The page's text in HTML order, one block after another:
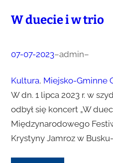
W duecie i w trio
07-07-2023–admin–
Kultura, Miejsko-Gminne
W dn. 1 lipca 2023 r. w
odbył się koncert „W
Międzynarodowego
Krystyny Jamroz w